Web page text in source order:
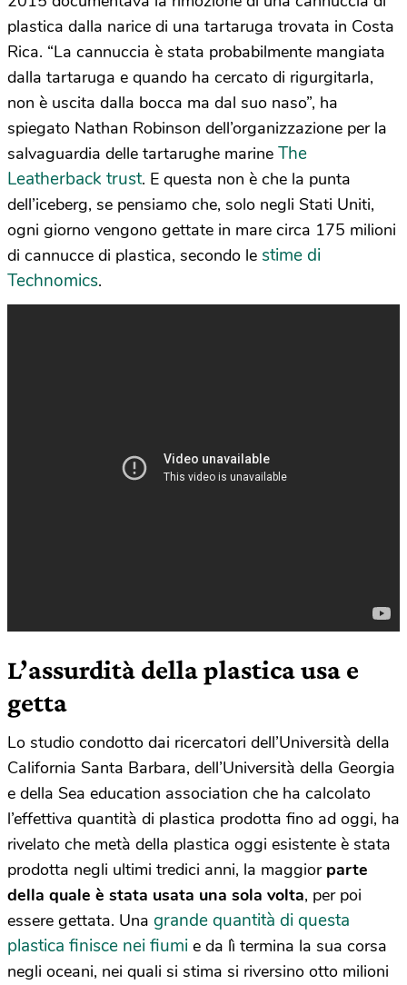
plastica dalla narice di una tartaruga trovata in Costa
Rica. “La cannuccia è stata probabilmente mangiata
dalla tartaruga e quando ha cercato di rigurgitarla,
non è uscita dalla bocca ma dal suo naso”, ha
spiegato Nathan Robinson dell’organizzazione per la
salvaguardia delle tartarughe marine The
Leatherback trust. E questa non è che la punta
dell’iceberg, se pensiamo che, solo negli Stati Uniti,
ogni giorno vengono gettate in mare circa 175 milioni
di cannucce di plastica, secondo le stime di
Technomics.
L’assurdità della plastica usa e
getta
Lo studio condotto dai ricercatori dell’Università della
California Santa Barbara, dell’Università della Georgia
e della Sea education association che ha calcolato
l’effettiva quantità di plastica prodotta fino ad oggi, ha
rivelato che metà della plastica oggi esistente è stata
prodotta negli ultimi tredici anni, la maggior parte
della quale è stata usata una sola volta, per poi
essere gettata. Una grande quantità di questa
plastica finisce nei fiumi e da lì termina la sua corsa
negli oceani, nei quali si stima si riversino otto milioni